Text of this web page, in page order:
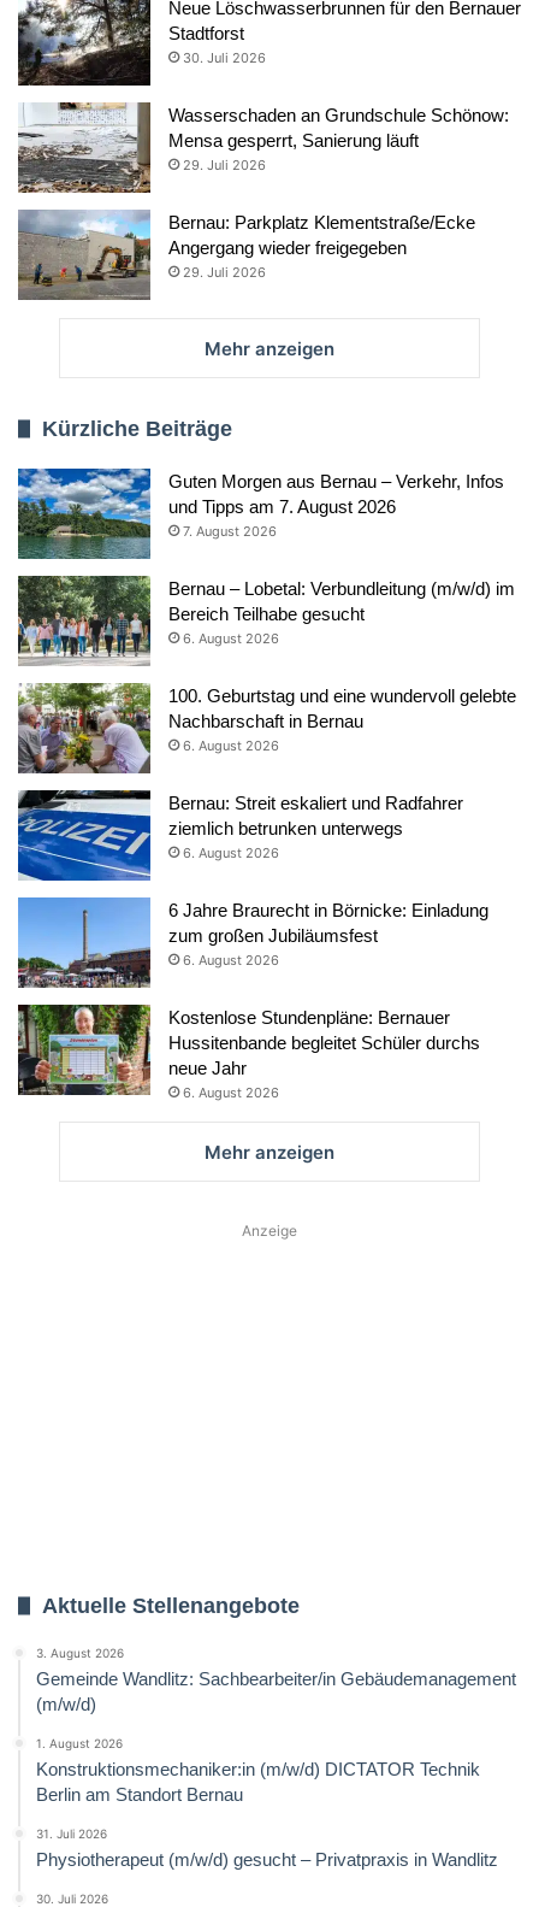
Neue Löschwasserbrunnen für den Bernauer
Stadtforst
30. Juli 2026
Wasserschaden an Grundschule Schönow:
Mensa gesperrt, Sanierung läuft
29. Juli 2026
Bernau: Parkplatz Klementstraße/Ecke
Angergang wieder freigegeben
29. Juli 2026
Mehr anzeigen
Kürzliche Beiträge
Guten Morgen aus Bernau – Verkehr, Infos
und Tipps am 7. August 2026
7. August 2026
Bernau – Lobetal: Verbundleitung (m/w/d) im
Bereich Teilhabe gesucht
6. August 2026
100. Geburtstag und eine wundervoll gelebte
Nachbarschaft in Bernau
6. August 2026
Bernau: Streit eskaliert und Radfahrer
ziemlich betrunken unterwegs
6. August 2026
6 Jahre Braurecht in Börnicke: Einladung
zum großen Jubiläumsfest
6. August 2026
Kostenlose Stundenpläne: Bernauer
Hussitenbande begleitet Schüler durchs
neue Jahr
6. August 2026
Mehr anzeigen
Anzeige
Aktuelle Stellenangebote
3. August 2026
Gemeinde Wandlitz: Sachbearbeiter/in Gebäudemanagement
(m/w/d)
1. August 2026
Konstruktionsmechaniker:in (m/w/d) DICTATOR Technik
Berlin am Standort Bernau
31. Juli 2026
Physiotherapeut (m/w/d) gesucht – Privatpraxis in Wandlitz
30. Juli 2026